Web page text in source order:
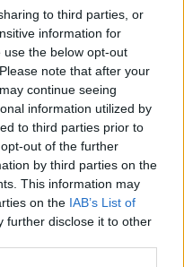
to third parties, or
information for
the below opt-out
note that after your
continue seeing
information utilized by
to third parties prior to
out of the further
by third parties on the
This information may
on the IAB’s List of
further disclose it to other
nouvelle, comme si
plus lisibles. Le ciel
les décisions
qui
choses sans tension
d’une situation
temps, surtout si
et précision.
peut faire remonter
de ne pas tirer de
du moment.